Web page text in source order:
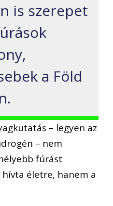
is szerepet
a Föld
– legyen az
– nem
fúrást
hívta életre, hanem a